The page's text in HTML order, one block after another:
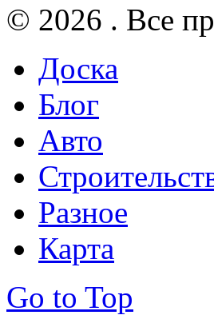
© 2026 . Все
Доска
Блог
Авто
Разное
Карта
Go to Top